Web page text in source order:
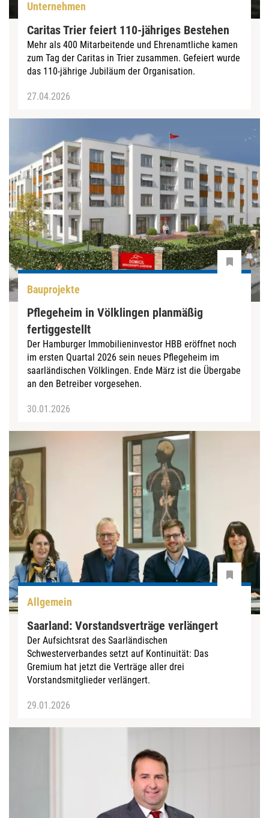
Unternehmen
Caritas Trier feiert 110-jähriges Bestehen
Mehr als 400 Mitarbeitende und Ehrenamtliche kamen
zum Tag der Caritas in Trier zusammen. Gefeiert wurde
das 110-jährige Jubiläum der Organisation.
27.04.2026
Bauprojekte
Pflegeheim in Völklingen planmäßig
fertiggestellt
Der Hamburger Immobilieninvestor HBB eröffnet noch
im ersten Quartal 2026 sein neues Pflegeheim im
saarländischen Völklingen. Ende März ist die Übergabe
an den Betreiber vorgesehen.
30.01.2026
Allgemein
Saarland: Vorstandsverträge verlängert
Der Aufsichtsrat des Saarländischen
Schwesterverbandes setzt auf Kontinuität: Das
Gremium hat jetzt die Verträge aller drei
Vorstandsmitglieder verlängert.
29.01.2026